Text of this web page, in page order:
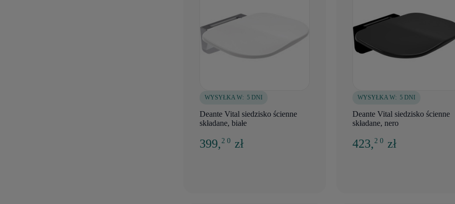
WYSYŁKA W: 5 DNI
Deante Vital siedzisko ścienne
składane, białe
399,2 0 zł
WYSYŁKA W: 5 DNI
Deante Vital siedzisko ścienne
składane, nero
423,2 0 zł